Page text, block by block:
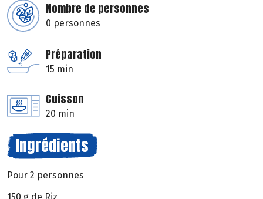
Nombre de personnes
0 personnes
Préparation
15 min
Cuisson
20 min
Ingrédients
Pour 2 personnes